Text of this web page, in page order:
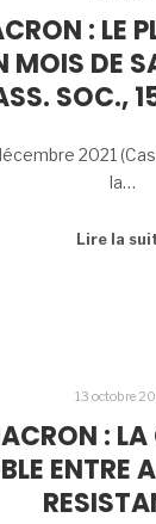
: LE
MOIS DE
SOC.,
2021
la…
Lire la
13 octobre
: LA
ENTRE